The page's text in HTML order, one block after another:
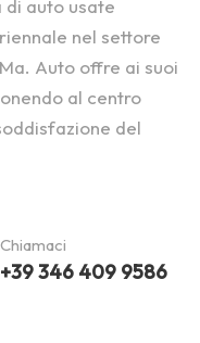
auto usate
nel settore
Auto offre ai suoi
al centro
del
+39 346 409 9586
Chiamaci